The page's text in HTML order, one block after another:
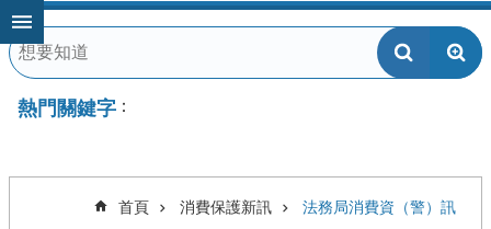
跳到主要內容區塊
熱門關鍵字
首頁 消費保護新訊 法務局消費資（警）訊